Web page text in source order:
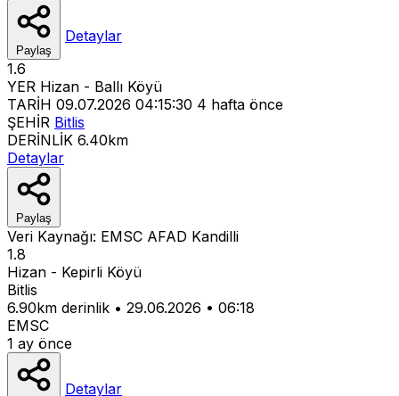
Paylaş
Detaylar
1.6
YER Hizan - Ballı Köyü
TARİH 09.07.2026 04:15:30 4 hafta önce
ŞEHİR Bitlis
DERİNLİK 6.40km
Detaylar
Paylaş
Veri Kaynağı: EMSC AFAD Kandilli
1.8
Hizan - Kepirli Köyü
Bitlis
6.90km derinlik • 29.06.2026 • 06:18
EMSC
1 ay önce
Detaylar